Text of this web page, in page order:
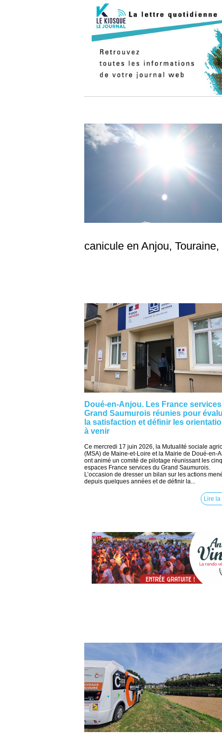
canicule en Anjou,
Doué-en-Anjou. Les France
Grand Saumurois réunies pour
la satisfaction et définir les
à venir
Ce mercredi 17 juin 2026, la Mutualité sociale
(MSA) de Maine-et-Loire et la Mairie de Doué-en-
ont animé un comité de pilotage réunissant les cinq
espaces France services du Grand Saumurois.
L’occasion de dresser un bilan sur les actions
depuis quelques années et de définir la...
Lire la